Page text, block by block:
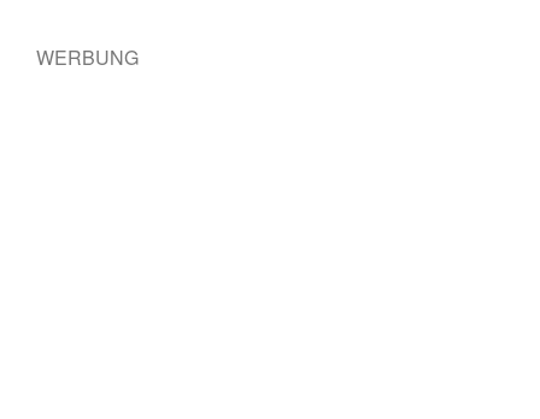
WERBUNG